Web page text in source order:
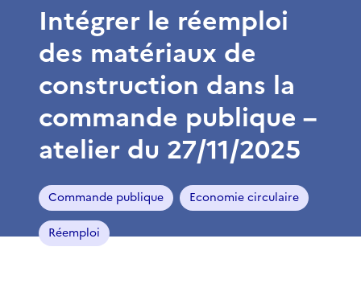
Intégrer le réemploi
des matériaux de
construction dans la
commande publique –
atelier du 27/11/2025
Commande publique Economie circulaire
Réemploi